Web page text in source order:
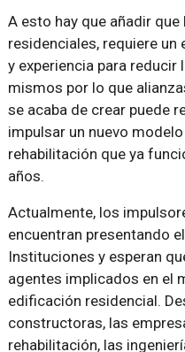
A esto hay que añadir
residenciales, requiere
y experiencia para
mismos por lo que
se acaba de crear puede
impulsar un nuevo
rehabilitación que ya
años.
Actualmente, los
encuentran presentando
Instituciones y esperan
agentes implicados en el
edificación residencial.
constructoras, las
rehabilitación, las